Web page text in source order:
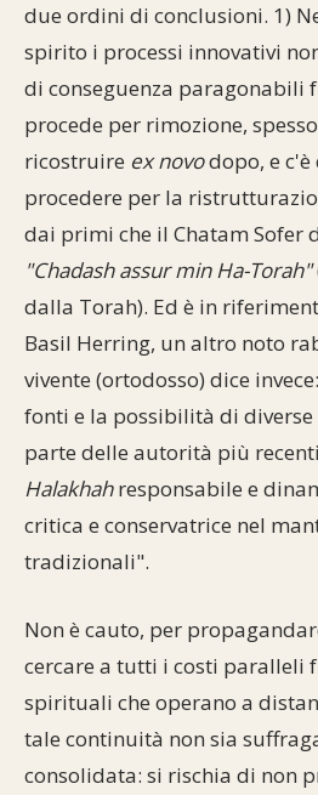
due ordini di conclusioni. 1)
spirito i processi innovativi
di conseguenza paragonabili
procede per rimozione,
ricostruire ex novodopo, e c'è
procedere per la
dai primi che il Chatam Sofer
"Chadash assur min Ha-Torah"
dalla Torah). Ed è in
Basil Herring, un altro noto
vivente (ortodosso) dice
fonti e la possibilità di
parte delle autorità più
Halakhahresponsabile e
critica e conservatrice nel
tradizionali".
Non è cauto, per
cercare a tutti i costi paralleli
spirituali che operano a
tale continuità non sia
consolidata: si rischia di non